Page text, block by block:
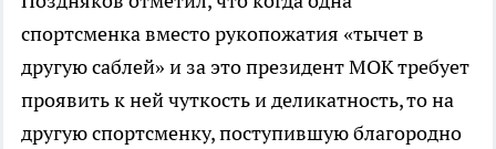
спортсменка вместо рукопожатия «тычет в
другую саблей» и за это президент МОК требует
проявить к ней чуткость и деликатность, то на
другую спортсменку, поступившую благородно